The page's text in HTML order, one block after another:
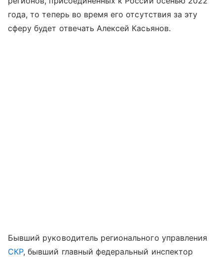
года, то теперь во время его отсутствия за эту
сферу будет отвечать Алексей Касьянов.
Бывший руководитель регионального управления
СКР, бывший главный федеральный инспектор